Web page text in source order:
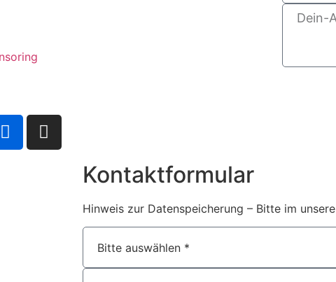
Kontaktformular
Hinweis zur Datenspeicherung – Bitte im unsere